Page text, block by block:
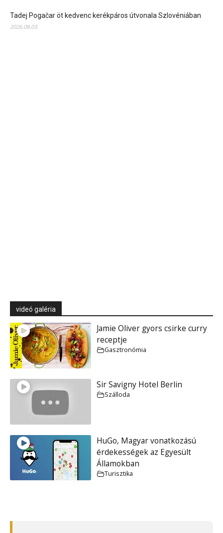
Tadej Pogačar öt kedvenc kerékpáros útvonala Szlovéniában
2026.08.03.
videó galéria
Jamie Oliver gyors csirke curry
receptje
Gasztronómia
Sir Savigny Hotel Berlin
Szálloda
HuGo, Magyar vonatkozású
érdekességek az Egyesült
Államokban
Turisztika